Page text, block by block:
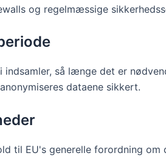
og regelmæssige
indsamler, så længe det er
dataene sikkert.
til EU's generelle forordning om